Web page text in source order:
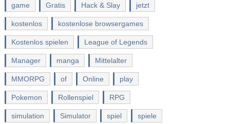
game Gratis Hack & Slay jetzt
kostenlos kostenlose browsergames
Kostenlos spielen League of Legends
Manager manga Mittelalter
MMORPG of Online play
Pokemon Rollenspiel RPG
simulation Simulator spiel spiele